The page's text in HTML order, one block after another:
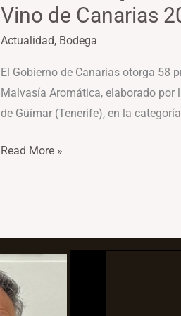
Vino de Canarias
Actualidad, Bodega
El Gobierno de Canarias otorga 58
Malvasía Aromática, elaborado por
de Güímar (Tenerife), en la
Read More »